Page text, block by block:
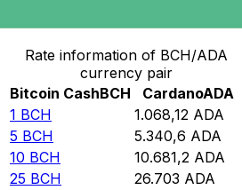
Rate information of BCH/ADA
currency pair
Bitcoin CashBCH CardanoADA
1 BCH 1.068,12 ADA
5 BCH 5.340,6 ADA
10 BCH 10.681,2 ADA
25 BCH 26.703 ADA